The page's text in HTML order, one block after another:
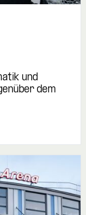
und
dem